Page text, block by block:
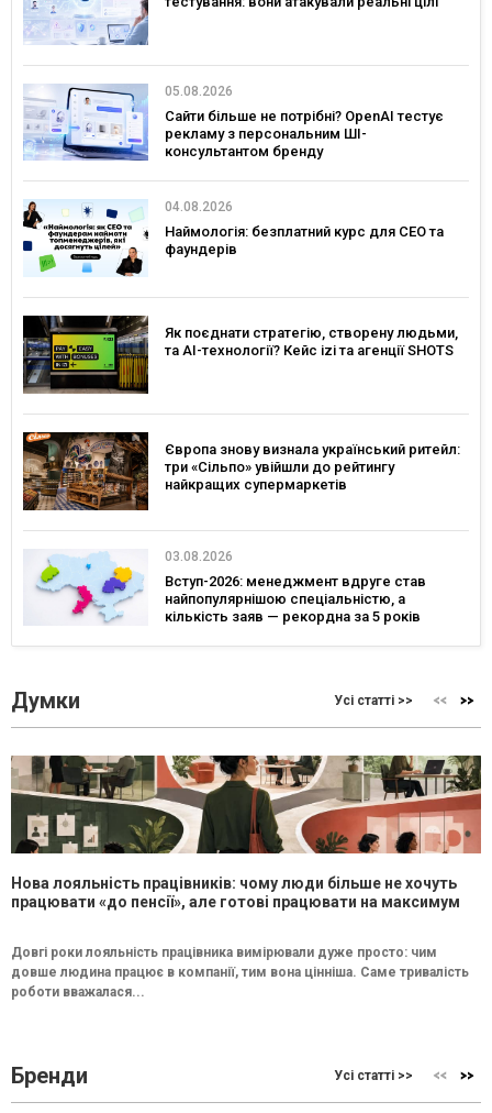
05.08.2026
Сайти більше не потрібні? OpenAI тестує
рекламу з персональним ШІ-
консультантом бренду
04.08.2026
Наймологія: безплатний курс для CEO та
фаундерів
Як поєднати стратегію, створену людьми,
та AI-технології? Кейс izi та агенції SHOTS
Європа знову визнала український ритейл:
три «Сільпо» увійшли до рейтингу
найкращих супермаркетів
03.08.2026
Вступ-2026: менеджмент вдруге став
найпопулярнішою спеціальністю, а
кількість заяв — рекордна за 5 років
Думки Усі статті >>
Нова лояльність працівників: чому люди більше не хочуть
працювати «до пенсії», але готові працювати на максимум
Довгі роки лояльність працівника вимірювали дуже просто: чим
довше людина працює в компанії, тим вона цінніша. Саме тривалість
роботи вважалася...
Бренди Усі статті >>